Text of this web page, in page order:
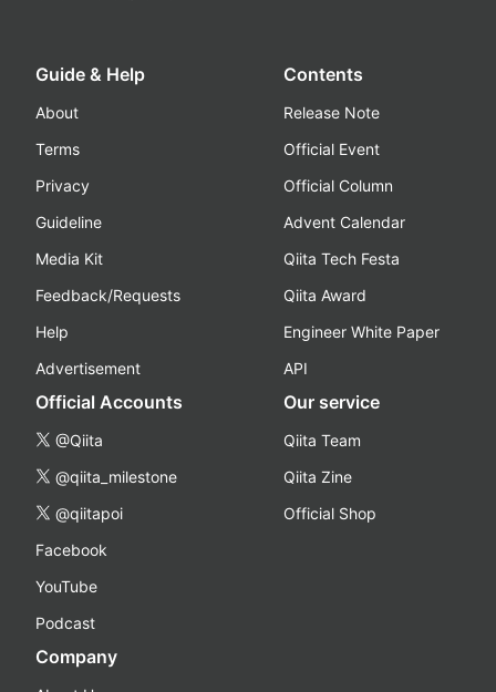
Guide & Help
About
Terms
Privacy
Guideline
Media Kit
Feedback/Requests
Help
Advertisement
Contents
Release Note
Official Event
Official Column
Advent Calendar
Qiita Tech Festa
Qiita Award
Engineer White Paper
API
Official Accounts
@Qiita
@qiita_milestone
@qiitapoi
Facebook
YouTube
Podcast
Our service
Qiita Team
Qiita Zine
Official Shop
Company